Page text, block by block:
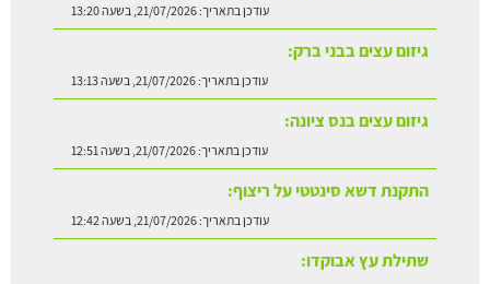
עודכן בתאריך:21/07/2026, בשעה 13:13
גיזום עצים בנס ציונה:
עודכן בתאריך:21/07/2026, בשעה 12:51
התקנת דשא סינטטי על ריצוף:
עודכן בתאריך: 21/07/2026, בשעה 12:42
שתילת עץ אבוקדו:
עודכן בתאריך:21/07/2026, בשעה 13:24
גיזום עצים בקריית אונו: